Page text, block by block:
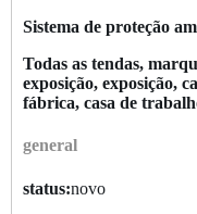
Sistema de proteção
Todas as tendas,
exposição, exposição,
fábrica, casa de
general
status:novo